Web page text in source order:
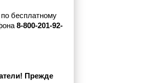
бесплатному
8-800-201-92-
Прежде